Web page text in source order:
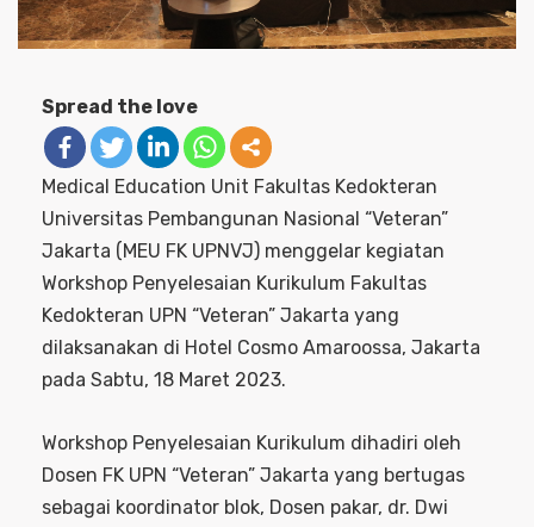
Spread the love
Medical Education Unit Fakultas Kedokteran
Universitas Pembangunan Nasional “Veteran”
Jakarta (MEU FK UPNVJ) menggelar kegiatan
Workshop Penyelesaian Kurikulum Fakultas
Kedokteran UPN “Veteran” Jakarta yang
dilaksanakan di Hotel Cosmo Amaroossa, Jakarta
pada Sabtu, 18 Maret 2023.
Workshop Penyelesaian Kurikulum dihadiri oleh
Dosen FK UPN “Veteran” Jakarta yang bertugas
sebagai koordinator blok, Dosen pakar, dr. Dwi